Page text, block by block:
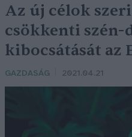
Az új célok
csökkenti
kibocsátását az
GAZDASÁG 2021.04.21